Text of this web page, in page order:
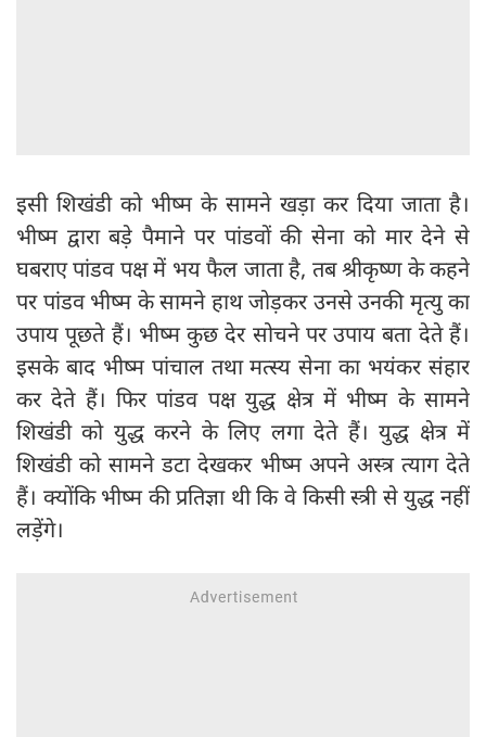
इसी शिखंडी को भीष्म के सामने खड़ा कर दिया जाता है।
भीष्म द्वारा बड़े पैमाने पर पांडवों की सेना को मार देने से
घबराए पांडव पक्ष में भय फैल जाता है, तब श्रीकृष्ण के कहने
पर पांडव भीष्म के सामने हाथ जोड़कर उनसे उनकी मृत्यु का
उपाय पूछते हैं। भीष्म कुछ देर सोचने पर उपाय बता देते हैं।
इसके बाद भीष्म पांचाल तथा मत्स्य सेना का भयंकर संहार
कर देते हैं। फिर पांडव पक्ष युद्ध क्षे‍त्र में भीष्म के सामने
शिखंडी को युद्ध करने के लिए लगा देते हैं। युद्ध क्षेत्र में
शिखंडी को सामने डटा देखकर भीष्म अपने अस्त्र त्याग देते
हैं। क्योंकि भीष्म की प्रतिज्ञा थी कि वे किसी स्त्री से युद्ध नहीं
लड़ेंगे।